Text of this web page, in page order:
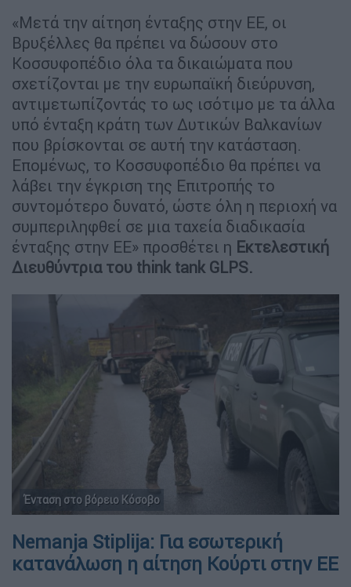
«Μετά την αίτηση ένταξης στην ΕΕ, οι
Βρυξέλλες θα πρέπει να δώσουν στο
Κοσσυφοπέδιο όλα τα δικαιώματα που
σχετίζονται με την ευρωπαϊκή διεύρυνση,
αντιμετωπίζοντάς το ως ισότιμο με τα άλλα
υπό ένταξη κράτη των Δυτικών Βαλκανίων
που βρίσκονται σε αυτή την κατάσταση.
Επομένως, το Κοσσυφοπέδιο θα πρέπει να
λάβει την έγκριση της Επιτροπής το
συντομότερο δυνατό, ώστε όλη η περιοχή να
συμπεριληφθεί σε μια ταχεία διαδικασία
ένταξης στην ΕΕ» προσθέτει η Εκτελεστική
Διευθύντρια του think tank GLPS.
Ένταση στο βόρειο Κόσοβο
Nemanja Stiplija: Για εσωτερική
κατανάλωση η αίτηση Κούρτι στην ΕΕ